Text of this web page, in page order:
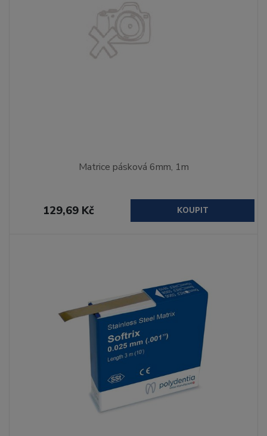
Matrice pásková 6mm, 1m
129,69 Kč KOUPIT